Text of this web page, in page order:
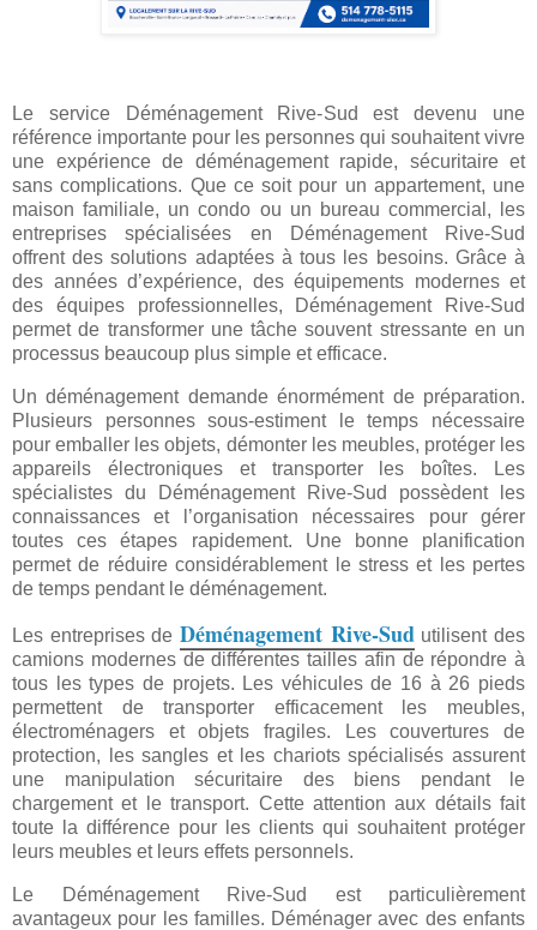
Le service Déménagement Rive-Sud est devenu une
référence importante pour les personnes qui souhaitent vivre
une expérience de déménagement rapide, sécuritaire et
sans complications. Que ce soit pour un appartement, une
maison familiale, un condo ou un bureau commercial, les
entreprises spécialisées en Déménagement Rive-Sud
offrent des solutions adaptées à tous les besoins. Grâce à
des années d’expérience, des équipements modernes et
des équipes professionnelles, Déménagement Rive-Sud
permet de transformer une tâche souvent stressante en un
processus beaucoup plus simple et efficace.
Un déménagement demande énormément de préparation.
Plusieurs personnes sous-estiment le temps nécessaire
pour emballer les objets, démonter les meubles, protéger les
appareils électroniques et transporter les boîtes. Les
spécialistes du Déménagement Rive-Sud possèdent les
connaissances et l’organisation nécessaires pour gérer
toutes ces étapes rapidement. Une bonne planification
permet de réduire considérablement le stress et les pertes
de temps pendant le déménagement.
Les entreprises de Déménagement Rive-Sud utilisent des
camions modernes de différentes tailles afin de répondre à
tous les types de projets. Les véhicules de 16 à 26 pieds
permettent de transporter efficacement les meubles,
électroménagers et objets fragiles. Les couvertures de
protection, les sangles et les chariots spécialisés assurent
une manipulation sécuritaire des biens pendant le
chargement et le transport. Cette attention aux détails fait
toute la différence pour les clients qui souhaitent protéger
leurs meubles et leurs effets personnels.
Le Déménagement Rive-Sud est particulièrement
avantageux pour les familles. Déménager avec des enfants